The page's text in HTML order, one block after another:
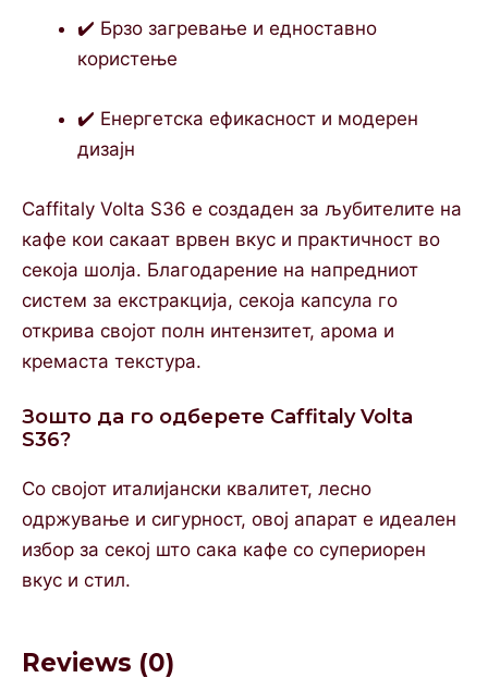
✔️ Брзо загревање и едноставно
користење
✔️ Енергетска ефикасност и модерен
дизајн
Caffitaly Volta S36 е создаден за љубителите на
кафе кои сакаат врвен вкус и практичност во
секоја шолја. Благодарение на напредниот
систем за екстракција, секоја капсула го
открива својот полн интензитет, арома и
кремаста текстура.
Зошто да го одберете Caffitaly Volta
S36?
Со својот италијански квалитет, лесно
одржување и сигурност, овој апарат е идеален
избор за секој што сака кафе со супериорен
вкус и стил.
Reviews (0)